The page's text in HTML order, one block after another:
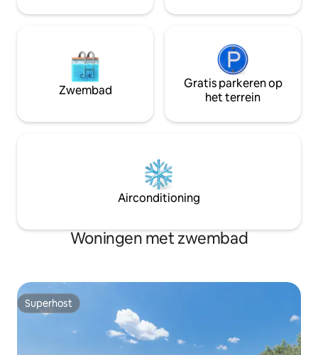
Zwembad
Gratis parkeren op
het terrein
Airconditioning
Woningen met zwembad
Superhost
Superhost